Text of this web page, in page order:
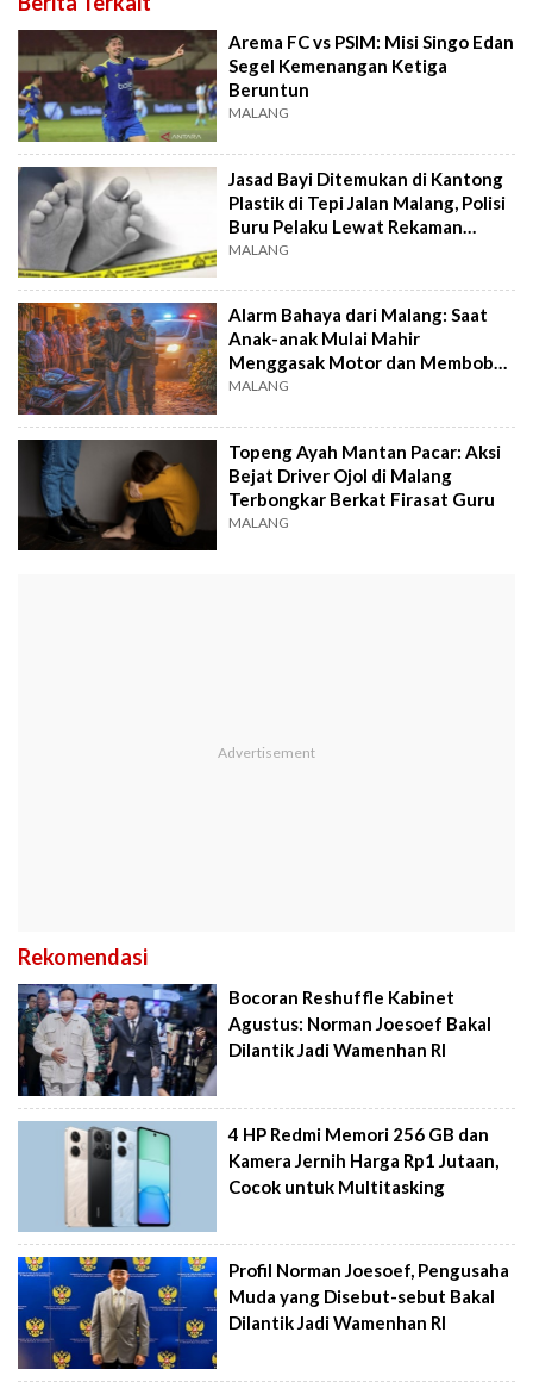
Arema FC vs PSIM: Misi Singo Edan
Segel Kemenangan Ketiga
Beruntun
MALANG
Jasad Bayi Ditemukan di Kantong
Plastik di Tepi Jalan Malang, Polisi
Buru Pelaku Lewat Rekaman
CCTV
MALANG
Alarm Bahaya dari Malang: Saat
Anak-anak Mulai Mahir
Menggasak Motor dan Membobol
Rumah
MALANG
Topeng Ayah Mantan Pacar: Aksi
Bejat Driver Ojol di Malang
Terbongkar Berkat Firasat Guru
MALANG
Rekomendasi
Bocoran Reshuffle Kabinet
Agustus: Norman Joesoef Bakal
Dilantik Jadi Wamenhan RI
4 HP Redmi Memori 256 GB dan
Kamera Jernih Harga Rp1 Jutaan,
Cocok untuk Multitasking
Profil Norman Joesoef, Pengusaha
Muda yang Disebut-sebut Bakal
Dilantik Jadi Wamenhan RI